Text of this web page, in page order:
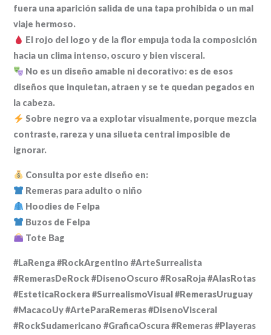
fuera una aparición salida de una tapa prohibida o un mal
viaje hermoso.
El rojo del logo y de la flor empuja toda la composición
hacia un clima intenso, oscuro y bien visceral.
No es un diseño amable ni decorativo: es de esos
diseños que inquietan, atraen y se te quedan pegados en
la cabeza.
Sobre negro va a explotar visualmente, porque mezcla
contraste, rareza y una silueta central imposible de
ignorar.
Consulta por este diseño en:
Remeras para adulto o niño
Hoodies de Felpa
Buzos de Felpa
Tote Bag
#LaRenga #RockArgentino #ArteSurrealista
#RemerasDeRock #DisenoOscuro #RosaRoja #AlasRotas
#EsteticaRockera #SurrealismoVisual #RemerasUruguay
#MacacoUy #ArteParaRemeras #DisenoVisceral
#RockSudamericano #GraficaOscura #Remeras #Playeras